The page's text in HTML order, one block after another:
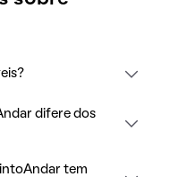
difere dos
tem